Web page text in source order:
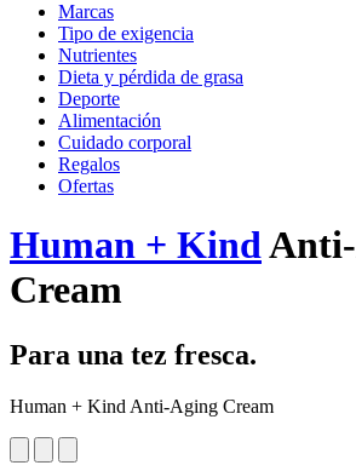
Marcas
Tipo de exigencia
Nutrientes
Dieta y pérdida de grasa
Deporte
Alimentación
Cuidado corporal
Regalos
Ofertas
Human + Kind
Cream
Para una tez fresca.
Human + Kind Anti-Aging Cream